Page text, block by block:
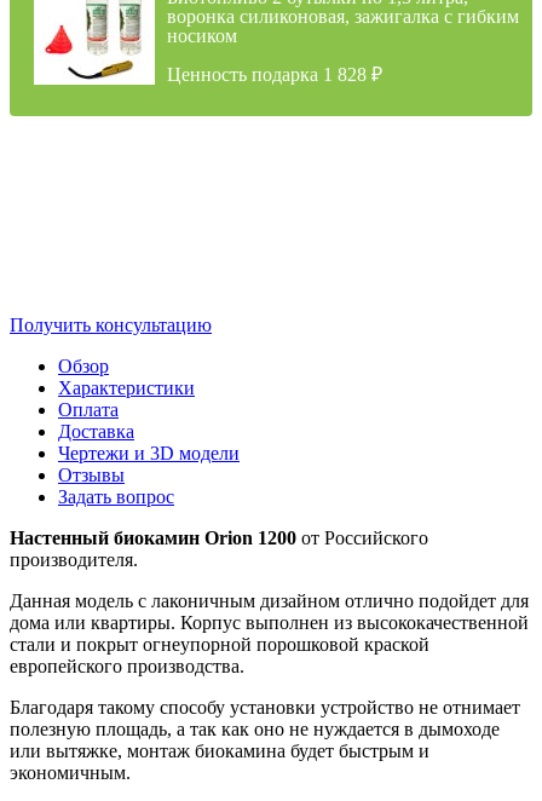
воронка силиконовая, зажигалка с гибким
носиком
Ценность подарка 1 828 ₽
Получить консультацию
Обзор
Характеристики
Оплата
Доставка
Чертежи и 3D модели
Отзывы
Задать вопрос
Настенный биокамин Orion 1200 от Российского
производителя.
Данная модель с лаконичным дизайном отлично подойдет для
дома или квартиры. Корпус выполнен из высококачественной
стали и покрыт огнеупорной порошковой краской
европейского производства.
Благодаря такому способу установки устройство не отнимает
полезную площадь, а так как оно не нуждается в дымоходе
или вытяжке, монтаж биокамина будет быстрым и
экономичным.